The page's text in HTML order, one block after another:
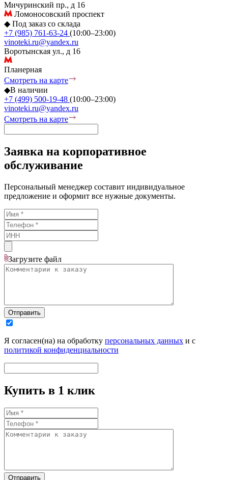
Мичуринский пр., д 16
Ломоносовский проспект
◆ Под заказ со склада
+7 (985) 761-63-24 (10:00–23:00)
vinoteki.ru@yandex.ru
Воротынская ул., д 16
Планерная
Смотреть на карте
◆В наличии
+7 (499) 500-19-48 (10:00–23:00)
vinoteki.ru@yandex.ru
Смотреть на карте
Заявка на корпоративное
обслуживание
Персональный менеджер составит индивидуальное
предложение и оформит все нужные документы.
Загрузите файл
Отправить
Я согласен(на) на обработку персональных данных и с
политикой конфиденциальности
Купить в 1 клик
Отправить